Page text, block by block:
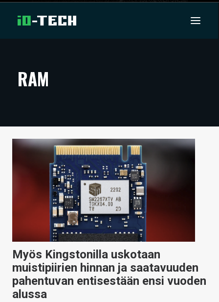
ARTIKKELIT
TECHBBS
TIETOA
VAIHDA TEEMA
HAKU
RAM
Myös Kingstonilla uskotaan
muistipiirien hinnan ja saatavuuden
pahentuvan entisestään ensi vuoden
alussa